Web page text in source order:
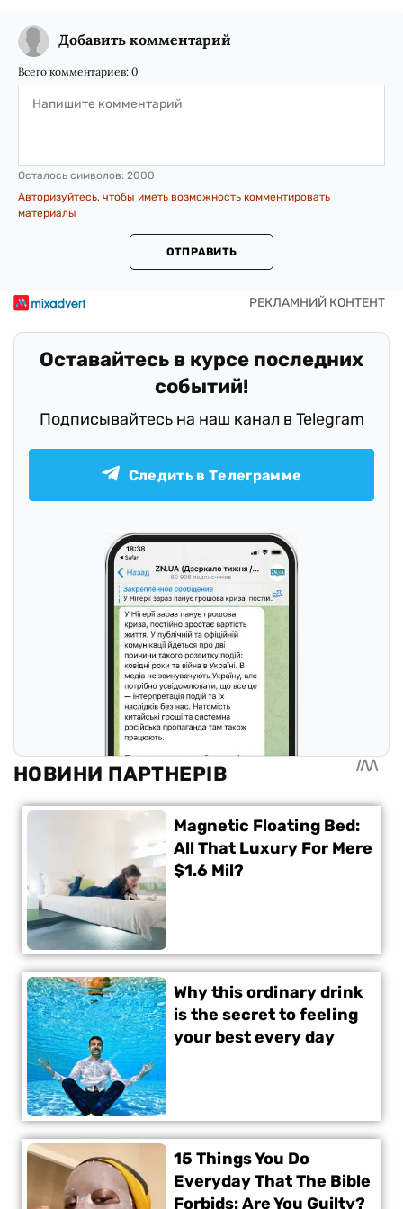
Добавить комментарий
Всего комментариев: 0
Осталось символов: 2000
Авторизуйтесь, чтобы иметь возможность комментировать
материалы
ОТПРАВИТЬ
Оставайтесь в курсе последних
событий!
Подписывайтесь на наш канал в Telegram
Следить в Телеграмме